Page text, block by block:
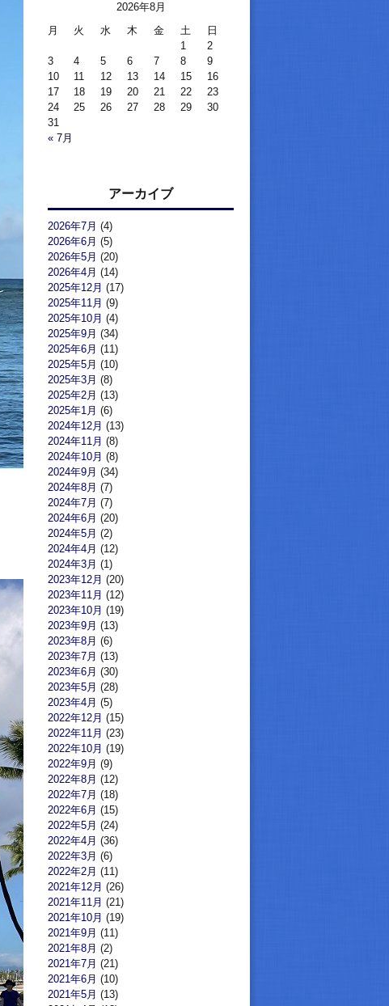
2026年8月
月
火 水 木 金 土 日
« 7月
1
2
3
4 5 6 7 8
9
10
11 12 13 14 15
16
17
18 19 20 21 22
23
24
25 26 27 28 29
30
31
アーカイブ
2026年7月 (4)
2026年6月 (5)
2026年5月 (20)
2026年4月 (14)
2025年12月 (17)
2025年11月 (9)
2025年10月 (4)
2025年9月 (34)
2025年6月 (11)
2025年5月 (10)
2025年3月 (8)
2025年2月 (13)
2025年1月 (6)
2024年12月 (13)
2024年11月 (8)
2024年10月 (8)
2024年9月 (34)
2024年8月 (7)
2024年7月 (7)
2024年6月 (20)
2024年5月 (2)
2024年4月 (12)
2024年3月 (1)
2023年12月 (20)
2023年11月 (12)
2023年10月 (19)
2023年9月 (13)
2023年8月 (6)
2023年7月 (13)
2023年6月 (30)
2023年5月 (28)
2023年4月 (5)
2022年12月 (15)
2022年11月 (23)
2022年10月 (19)
2022年9月 (9)
2022年8月 (12)
2022年7月 (18)
2022年6月 (15)
2022年5月 (24)
2022年4月 (36)
2022年3月 (6)
2022年2月 (11)
2021年12月 (26)
2021年11月 (21)
2021年10月 (19)
2021年9月 (11)
2021年8月 (2)
2021年7月 (21)
2021年6月 (10)
2021年5月 (13)